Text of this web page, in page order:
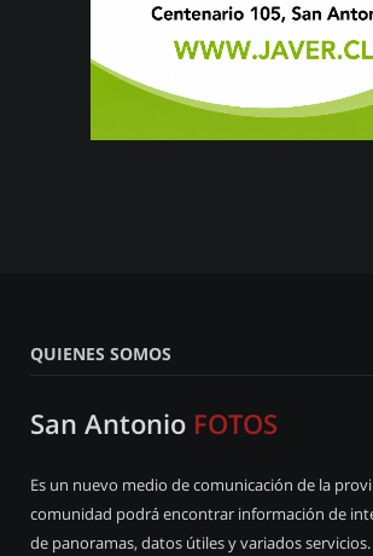
QUIENES SOMOS
San Antonio FOTOS
Es un nuevo medio de comunicación de la
comunidad podrá encontrar información de
de panoramas, datos útiles y variados servicios.